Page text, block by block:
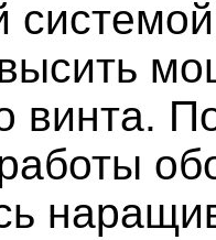
винта.